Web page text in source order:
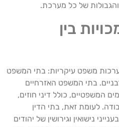
של כל מערכת.
בין
משפט עיקריות: בתי המשפט
בתי המשפט האזרחיים
המשפטיים, כולל דיני חוזים,
לעומת זאת, בתי הדין
נישואין וגירושין של יהודים